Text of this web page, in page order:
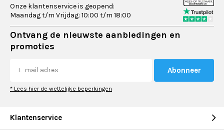
Onze klantenservice is geopend:
Maandag t/m Vrijdag: 10:00 t/m 18:00
Ontvang de nieuwste aanbiedingen en
promoties
Abonneer
* Lees hier de wettelijke beperkingen
Klantenservice